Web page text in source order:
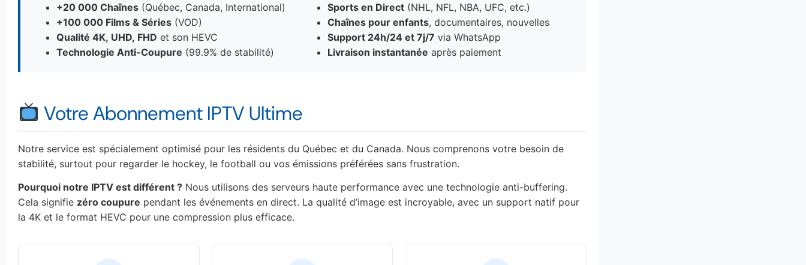
+20 000 Chaînes (Québec, Canada, International)
+100 000 Films & Séries (VOD)
Qualité 4K, UHD, FHD et son HEVC
Technologie Anti-Coupure (99.9% de stabilité)
Sports en Direct (NHL, NFL, NBA, UFC, etc.)
Chaînes pour enfants, documentaires, nouvelles
Support 24h/24 et 7j/7 via WhatsApp
Livraison instantanée après paiement
Votre Abonnement IPTV Ultime
Notre service est spécialement optimisé pour les résidents du Québec et du Canada. Nous comprenons votre besoin de
stabilité, surtout pour regarder le hockey, le football ou vos émissions préférées sans frustration.
Pourquoi notre IPTV est différent ? Nous utilisons des serveurs haute performance avec une technologie anti-buffering.
Cela signifie zéro coupure pendant les événements en direct. La qualité d’image est incroyable, avec un support natif pour
la 4K et le format HEVC pour une compression plus efficace.